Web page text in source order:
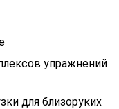
упражнений
для близоруких